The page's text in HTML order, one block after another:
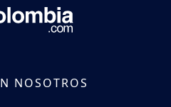
NOSOTROS